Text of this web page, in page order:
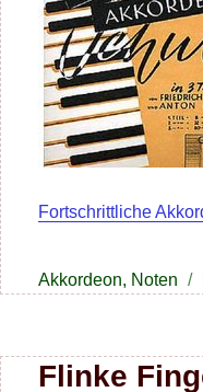
Fortschrittliche
Kategorien
Akkordeon, Noten
Flinke